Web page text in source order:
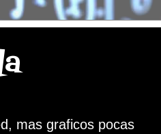
mas graficos pocas